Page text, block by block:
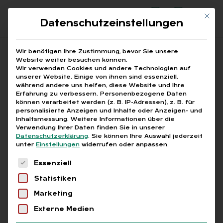
Suchfeld
Suchen
Breadcrumb-Navigation
STARTSEITE
PRINTAUSGABEN
TITELTHEMA: JAHRESWECHSEL 2021/2022
HÖCHSTE ZEIT FÜR DIE FACHKRAFT MUTTER …
Inhaltsverzeichnis
Free
KAR­RIERE­KIL­LER KIND?
Mit
Datenschutzeinstellungen
Wir benötigen Ihre Zustimmung, bevor Sie unsere
Website weiter besuchen können.
Wir verwenden Cookies und andere Technologien auf
unserer Website. Einige von ihnen sind essenziell,
während andere uns helfen, diese Website und Ihre
Erfahrung zu verbessern. Personenbezogene Daten
können verarbeitet werden (z. B. IP-Adressen), z. B. für
personalisierte Anzeigen und Inhalte oder Anzeigen- und
Inhaltsmessung. Weitere Informationen über die
Verwendung Ihrer Daten finden Sie in unserer
Datenschutzerklärung. Sie können Ihre Auswahl jederzeit
unter Einstellungen widerrufen oder anpassen.
Es folgt eine Liste der Service-Gruppen, für
Essenziell
Statistiken
Marketing
Externe Medien